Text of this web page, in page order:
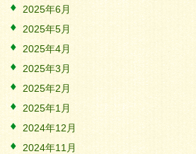
2025年6月
2025年5月
2025年4月
2025年3月
2025年2月
2025年1月
2024年12月
2024年11月